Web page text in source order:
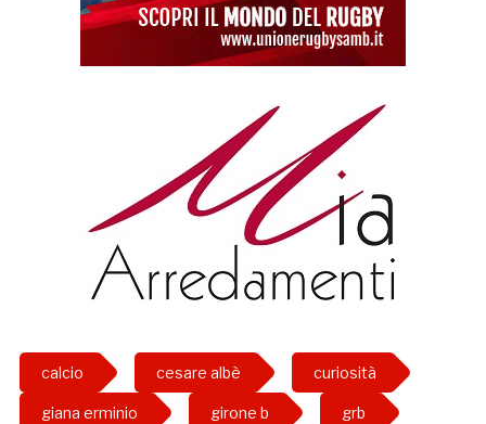
calcio cesare albè curiosità
giana erminio girone b grb